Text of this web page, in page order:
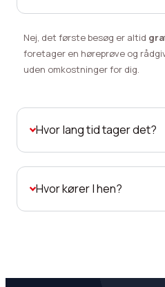
Nej, det første besøg er altid
foretager en høreprøve og
uden omkostninger for dig.
Hvor lang tid tager det?
Hvor kører I hen?